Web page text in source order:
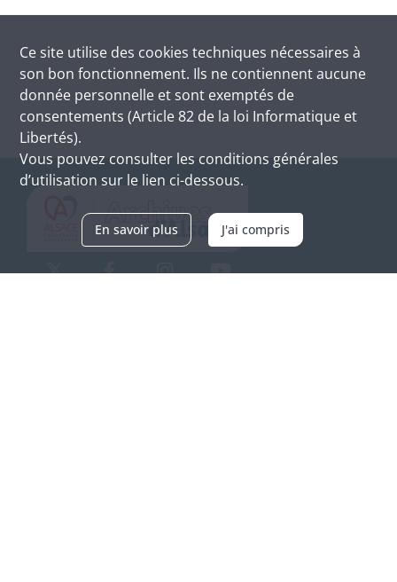
Ce site utilise des cookies techniques nécessaires à
son bon fonctionnement. Ils ne contiennent aucune
donnée personnelle et sont exemptés de
consentements (Article 82 de la loi Informatique et
Libertés).
Vous pouvez consulter les conditions générales
d’utilisation sur le lien ci-dessous.
En savoir plus J'ai compris